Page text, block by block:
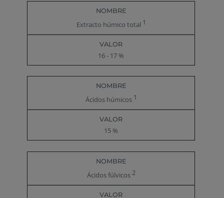
Extracto húmico total 1
16 - 17 %
Ácidos húmicos 1
15 %
Ácidos fúlvicos 2